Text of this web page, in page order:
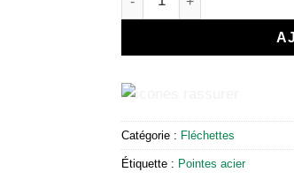
Catégorie : Fléchettes
Étiquette : Pointes acier